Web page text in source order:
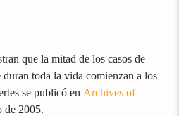
que la mitad de los casos de
duran toda la vida comienzan a los
se publicó en Archives of
de 2005.